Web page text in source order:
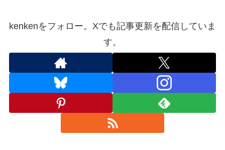
kenkenをフォロー。Xでも記事更新を配信していま
す。